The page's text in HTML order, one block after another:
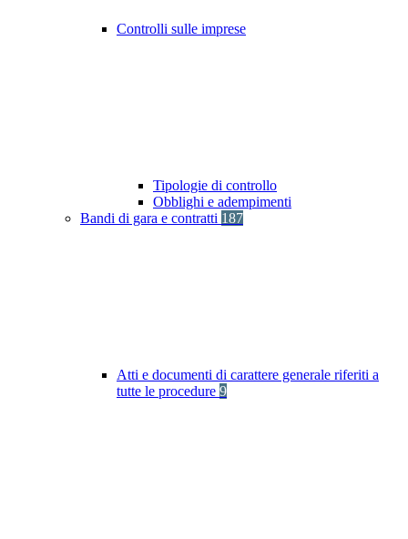
Controlli sulle imprese
Tipologie di controllo
Obblighi e adempimenti
Bandi di gara e contratti 187
Atti e documenti di carattere generale riferiti a
tutte le procedure 9